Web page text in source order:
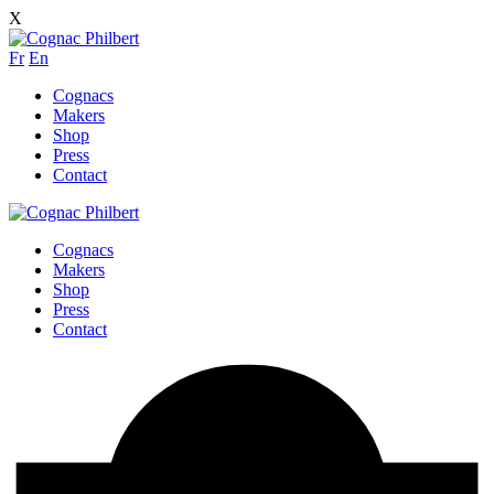
X
Fr En
Cognacs
Makers
Shop
Press
Contact
Cognacs
Makers
Shop
Press
Contact